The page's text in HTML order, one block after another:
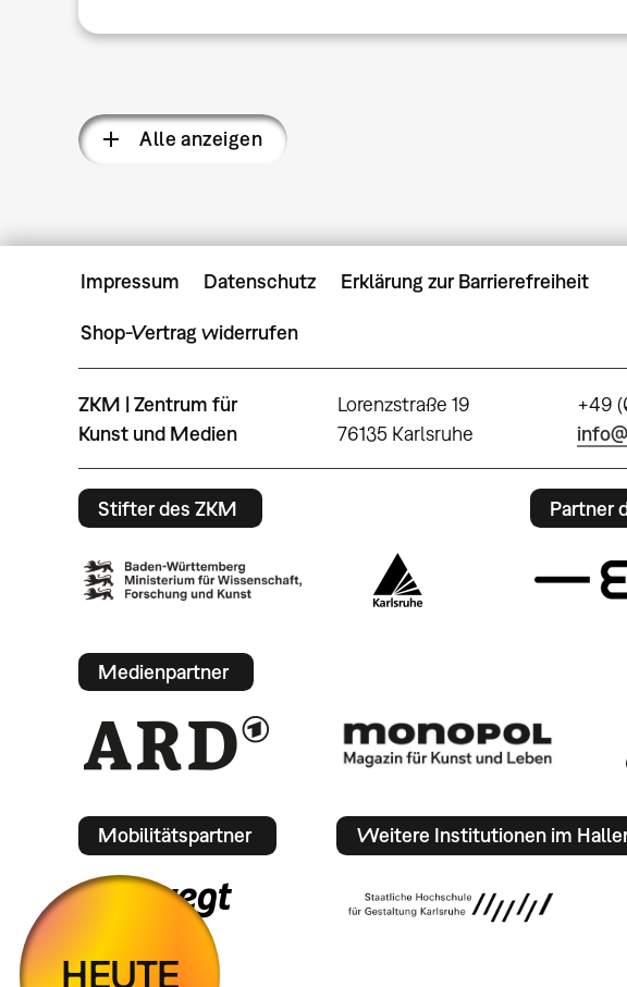
Alle anzeigen
Impressum Datenschutz Erklärung zur Barrierefreiheit
Shop-Vertrag widerrufen
ZKM | Zentrum für
Kunst und Medien
Lorenzstraße 19
76135 Karlsruhe
+49
Stifter des ZKM Partner
Medienpartner
Mobilitätspartner Weitere Institutionen im
HEUTE